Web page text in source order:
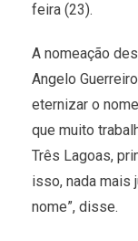
feira (23).
A nomeação
Angelo
eternizar o
que muito
Três Lagoas,
isso, nada mais
nome”, disse.